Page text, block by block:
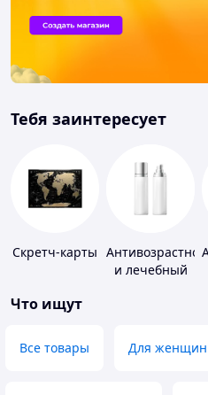
Тебя заинтересует
Скретч-карты Антивозрастной
и лечебный
Что ищут
Все товары Для женщин